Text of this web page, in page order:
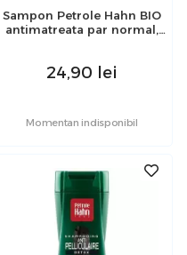
Sampon Petrole Hahn BIO
antimatreata par normal,
24,90 lei
Momentan indisponibil